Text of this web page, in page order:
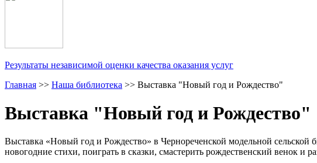
Результаты независимой оценки качества оказания услуг
Главная >> Наша библиотека >> Выставка "Новый год и Рождество"
Выставка "Новый год и Рождество"
Выставка «Новый год и Рождество» в Чернореченской модельной сельской
новогодние стихи, поиграть в сказки, смастерить рождественский венок и